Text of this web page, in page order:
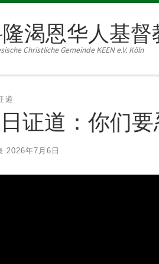
渴恩华人基督
Christliche Gemeinde KEEN e.V. Köln
道
证道：你们要
2026年7月6日